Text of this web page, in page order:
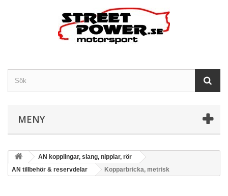
MENY
AN kopplingar, slang, nipplar, rör
AN tillbehör & reservdelar
Kopparbricka, metrisk